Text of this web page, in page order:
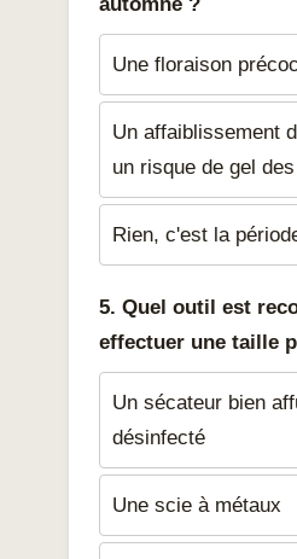
Une floraison
Un affaiblissement
un risque de gel
Rien, c'est la
5. Quel outil est
effectuer une taille
Un sécateur bien
désinfecté
Une scie à métaux